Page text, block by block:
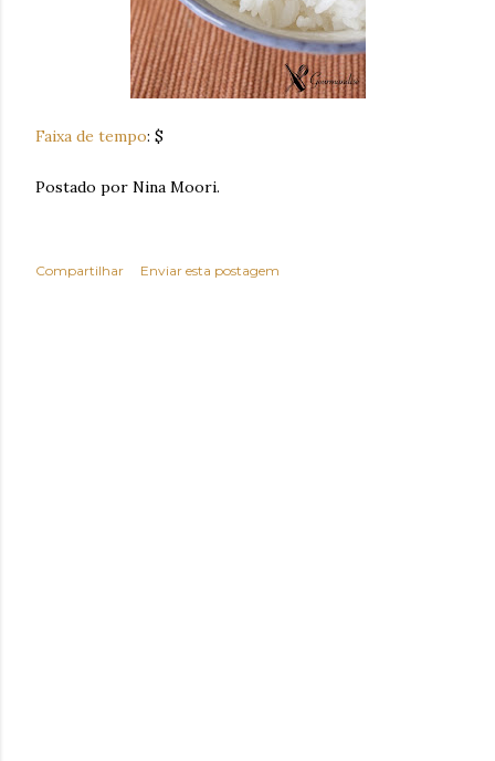
Faixa de tempo: $
Postado por Nina Moori.
Compartilhar Enviar esta postagem